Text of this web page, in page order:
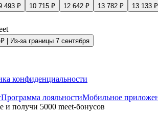
493 ₽
10 715 ₽
12 642 ₽
13 782 ₽
13 133 ₽
| Из-за границы 7 сентября
конфиденциальности
Программа лояльностиМобильное
и получи 5000 meet-бонусов